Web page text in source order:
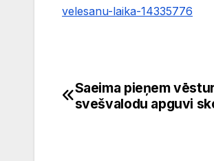
velesanu-laika-14335776
Ziņu
Saeima pieņem
svešvalodu apguvi